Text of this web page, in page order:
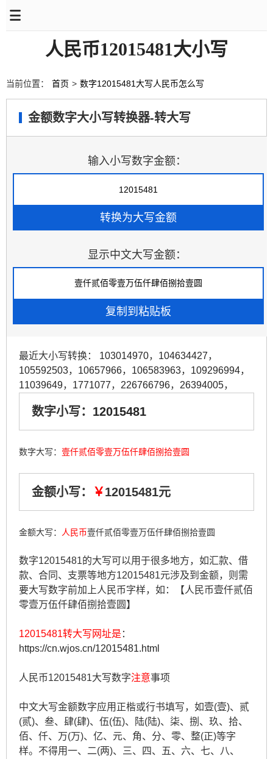
人民币12015481大小写
当前位置： 首页 > 数字12015481大写人民币怎么写
金额数字大小写转换器-转大写
输入小写数字金额：
显示中文大写金额：
最近大小写转换： 103014970， 104634427，
105592503， 10657966， 106583963， 109296994，
11039649， 1771077， 226766796， 26394005，
数字小写： 12015481
数字大写： 壹仟贰佰零壹万伍仟肆佰捌拾壹圆
金额小写： ￥12015481元
金额大写： 人民币壹仟贰佰零壹万伍仟肆佰捌拾壹圆
数字12015481的大写可以用于很多地方，如汇款、借
款、合同、支票等地方12015481元涉及到金额，则需
要大写数字前加上人民币字样，如：【人民币壹仟贰佰
零壹万伍仟肆佰捌拾壹圆】
12015481转大写网址是 ：
https://cn.wjos.cn/12015481.html
人民币12015481大写数字注意事项
中文大写金额数字应用正楷或行书填写，如壹(壹)、贰
(贰)、叁、肆(肆)、伍(伍)、陆(陆)、柒、捌、玖、拾、
佰、仟、万(万)、亿、元、角、分、零、整(正)等字
样。不得用一、二(两)、三、四、五、六、七、八、